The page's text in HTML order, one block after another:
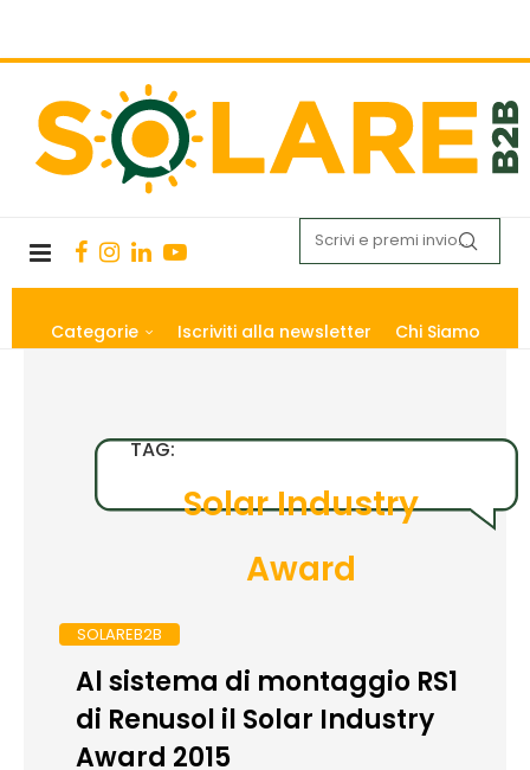
Categorie Iscriviti alla newsletter Chi Siamo
TAG:
Solar Industry
Award
SOLAREB2B
Al sistema di montaggio RS1
di Renusol il Solar Industry
Award 2015